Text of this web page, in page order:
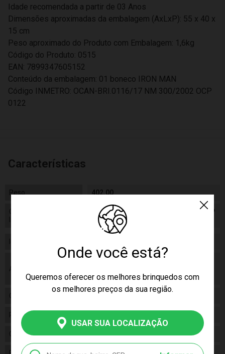
Onde você está?
Queremos oferecer os melhores brinquedos com
os melhores preços da sua região.
USAR SUA LOCALIZAÇÃO
Idade recomendada a partir de 03 Anos
Dimensões aproximadas da embalagem (AxLxP): 55 x 40 x
15 cm
Peso aproximado do Produto com Embalagem: 1,6kg
Código do Produto: 0515
EAN: 7899347605152
Conteúdo da embalagem: 01 boneco IRON MAN
Código INMETRO: OCAN-BRI.0116/17 NM 300/2002 OCP
0122
Características
Peso 402.00
Certificado/ Selo
OCAN-BRI.0116/17 NM 300/2002 OCP
0122
Aviso
meramente ilustrativas.
Gênero Masculino
Personagem
Categoria Disney